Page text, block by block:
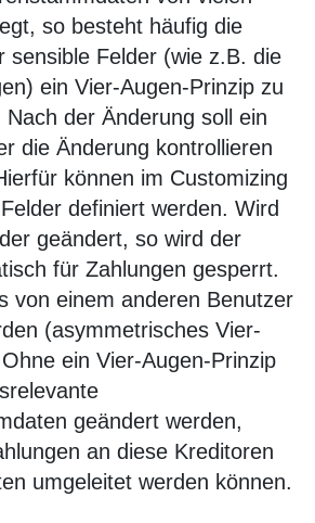
so besteht häufig die
sensible Felder (wie z.B. die
ein Vier-Augen-Prinzip zu
der Änderung soll ein
die Änderung kontrollieren
können im Customizing
definiert werden. Wird
geändert, so wird der
für Zahlungen gesperrt.
von einem anderen Benutzer
(asymmetrisches Vier-
ein Vier-Augen-Prinzip
geändert werden,
an diese Kreditoren
umgeleitet werden können.